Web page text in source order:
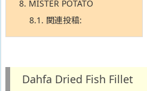
8. MISTER POTATO
8.1. 関連投稿:
Dahfa Dried Fish Fillet